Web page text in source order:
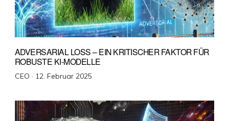
ADVERSARIAL LOSS – EIN KRITISCHER FAKTOR FÜR
ROBUSTE KI-MODELLE
CEO · Veröffentlicht
12. Februar 2025